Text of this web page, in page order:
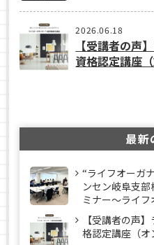
2026.06.18
【受講者の声
資格認定講座（
最新
“ライフオーガ
ンセン岐阜支
ミナー～ライ
【受講者の声
格認定講座（オ